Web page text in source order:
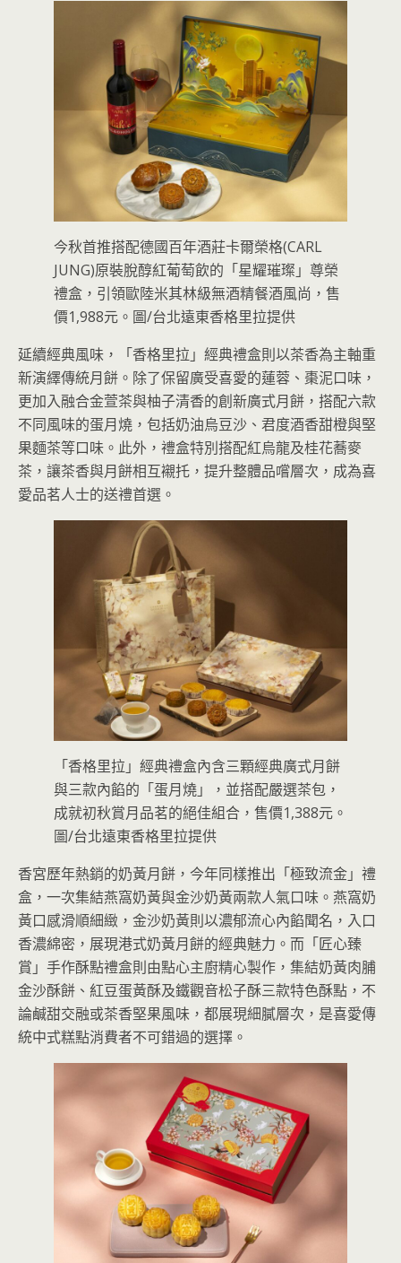
今秋首推搭配德國百年酒莊卡爾榮格(CARL
JUNG)原裝脫醇紅葡萄飲的「星耀璀璨」尊榮
禮盒，引領歐陸米其林級無酒精餐酒風尚，售
價1,988元。圖/台北遠東香格里拉提供
延續經典風味，「香格里拉」經典禮盒則以茶香為主軸重
新演繹傳統月餅。除了保留廣受喜愛的蓮蓉、棗泥口味，
更加入融合金萱茶與柚子清香的創新廣式月餅，搭配六款
不同風味的蛋月燒，包括奶油烏豆沙、君度酒香甜橙與堅
果麵茶等口味。此外，禮盒特別搭配紅烏龍及桂花蕎麥
茶，讓茶香與月餅相互襯托，提升整體品嚐層次，成為喜
愛品茗人士的送禮首選。
「香格里拉」經典禮盒內含三顆經典廣式月餅
與三款內餡的「蛋月燒」，並搭配嚴選茶包，
成就初秋賞月品茗的絕佳組合，售價1,388元。
圖/台北遠東香格里拉提供
香宮歷年熱銷的奶黃月餅，今年同樣推出「極致流金」禮
盒，一次集結燕窩奶黃與金沙奶黃兩款人氣口味。燕窩奶
黃口感滑順細緻，金沙奶黃則以濃郁流心內餡聞名，入口
香濃綿密，展現港式奶黃月餅的經典魅力。而「匠心臻
賞」手作酥點禮盒則由點心主廚精心製作，集結奶黃肉脯
金沙酥餅、紅豆蛋黃酥及鐵觀音松子酥三款特色酥點，不
論鹹甜交融或茶香堅果風味，都展現細膩層次，是喜愛傳
統中式糕點消費者不可錯過的選擇。